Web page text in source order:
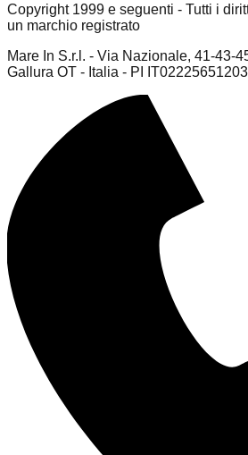
Copyright 1999 e seguenti - Tutti i
un marchio registrato
Mare In S.r.l. - Via Nazionale, 41-43-
Gallura OT - Italia - PI IT02225651203